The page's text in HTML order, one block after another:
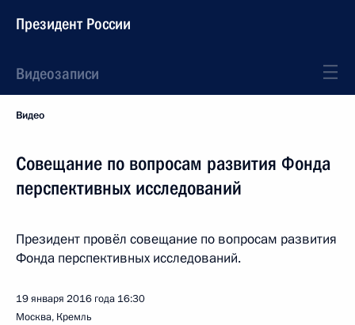
Президент России
Видеозаписи
Видео
Совещание по вопросам развития Фонда
перспективных исследований
Президент провёл совещание по вопросам развития
Фонда перспективных исследований.
19 января 2016 года 16:30
Москва, Кремль